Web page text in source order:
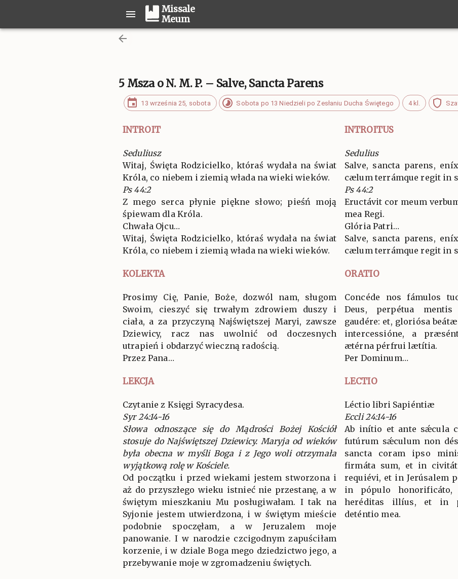
Missale
Meum
5 Msza o N. M. P. – Salve, Sancta Parens
13 września 25, sobota Sobota po 13 Niedzieli po Zesłaniu Ducha Świętego 4 kl.
INTROIT INTROITUS
Seduliusz
Witaj, Święta Rodzicielko, któraś wydała na świat
Króla, co niebem i ziemią włada na wieki wieków.
Ps 44:2
Z mego serca płynie piękne słowo; pieśń moją
śpiewam dla Króla.
Chwała Ojcu…
Witaj, Święta Rodzicielko, któraś wydała na świat
Króla, co niebem i ziemią włada na wieki wieków.
Sedulius
Salve, sancta parens,
cælum terrámque regit in
Ps 44:2
Eructávit cor meum
mea Regi.
Glória Patri…
Salve, sancta parens,
cælum terrámque regit in
KOLEKTA ORATIO
Prosimy Cię, Panie, Boże, dozwól nam, sługom
Swoim, cieszyć się trwałym zdrowiem duszy i
ciała, a za przyczyną Najświętszej Maryi, zawsze
Dziewicy, racz nas uwolnić od doczesnych
utrapień i obdarzyć wieczną radością.
Przez Pana…
Concéde nos fámulos
Deus, perpétua
gaudére: et, gloriósa
intercessióne, a
ætérna pérfrui lætítia.
Per Dominum…
LEKCJA LECTIO
Czytanie z Księgi Syracydesa.
Syr 24:14-16
Słowa odnoszące się do Mądrości Bożej Kościół
stosuje do Najświętszej Dziewicy. Maryja od wieków
była obecna w myśli Boga i z Jego woli otrzymała
wyjątkową rolę w Kościele.
Od początku i przed wiekami jestem stworzona i
aż do przyszłego wieku istnieć nie przestanę, a w
świętym mieszkaniu Mu posługiwałam. I tak na
Syjonie jestem utwierdzona, i w świętym mieście
podobnie spoczęłam, a w Jeruzalem moje
panowanie. I w narodzie czcigodnym zapuściłam
korzenie, i w dziale Boga mego dziedzictwo jego, a
przebywanie moje w zgromadzeniu świętych.
Léctio libri Sapiéntiæ
Eccli 24:14-16
Ab inítio et ante sǽcula
futúrum sǽculum non
sancta coram ipso
firmáta sum, et in
requiévi, et in Jerúsalem
in pópulo
heréditas illíus, et in
deténtio mea.